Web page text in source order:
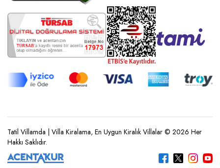
Tatil Villamda | Villa Kiralama, En Uygun Kiralık Villalar © 2026 Her
Hakkı Saklıdır.